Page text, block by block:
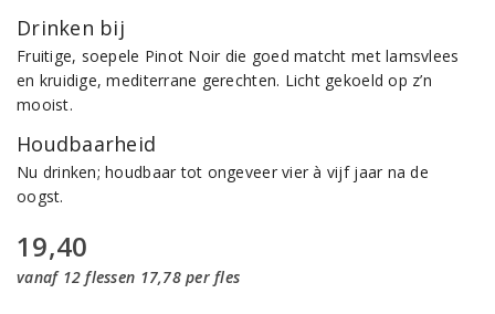
Drinken bij
Fruitige, soepele Pinot Noir die goed matcht met lamsvlees
en kruidige, mediterrane gerechten. Licht gekoeld op z’n
mooist.
Houdbaarheid
Nu drinken; houdbaar tot ongeveer vier à vijf jaar na de
oogst.
19,40
vanaf 12 flessen 17,78 per fles